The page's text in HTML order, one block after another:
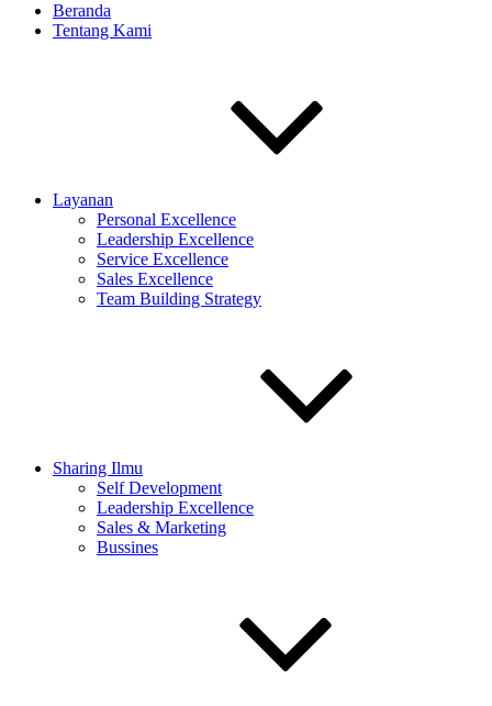
Beranda
Tentang Kami
Layanan
Personal Excellence
Leadership Excellence
Service Excellence
Sales Excellence
Team Building Strategy
Sharing Ilmu
Self Development
Leadership Excellence
Sales & Marketing
Bussines